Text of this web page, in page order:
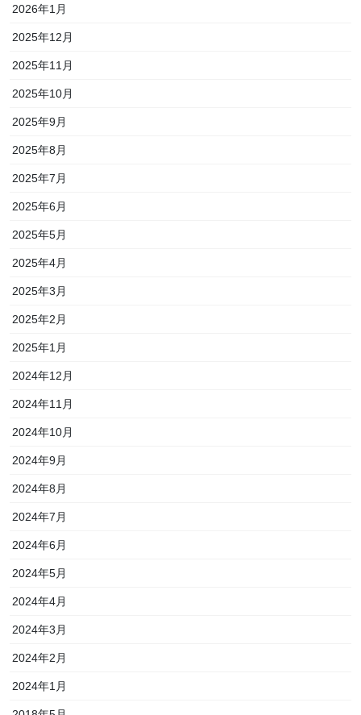
2026年1月
2025年12月
2025年11月
2025年10月
2025年9月
2025年8月
2025年7月
2025年6月
2025年5月
2025年4月
2025年3月
2025年2月
2025年1月
2024年12月
2024年11月
2024年10月
2024年9月
2024年8月
2024年7月
2024年6月
2024年5月
2024年4月
2024年3月
2024年2月
2024年1月